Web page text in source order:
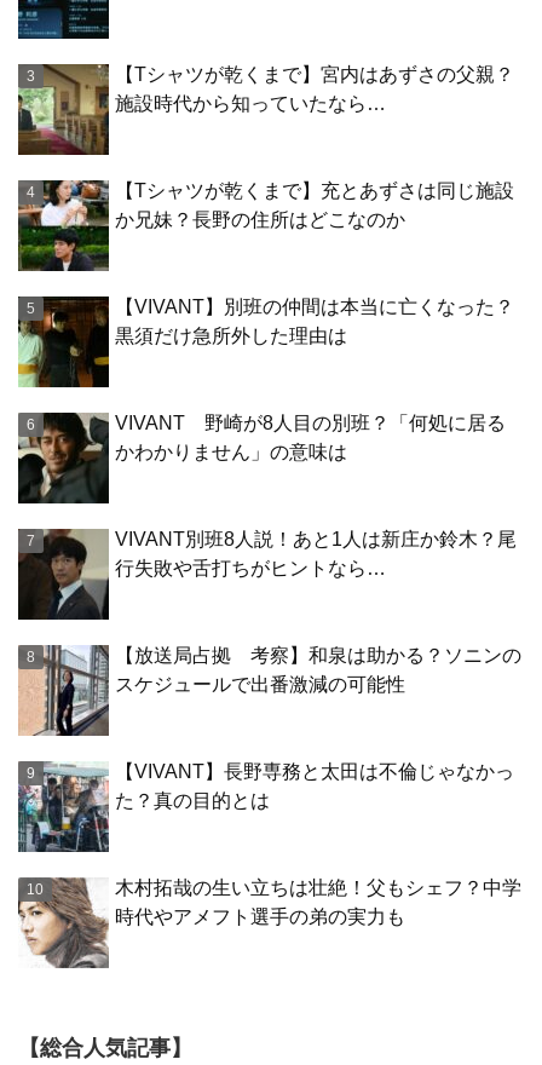
【Tシャツが乾くまで】宮内はあずさの父親？
施設時代から知っていたなら…
【Tシャツが乾くまで】充とあずさは同じ施設
か兄妹？長野の住所はどこなのか
【VIVANT】別班の仲間は本当に亡くなった？
黒須だけ急所外した理由は
VIVANT 野崎が8人目の別班？「何処に居る
かわかりません」の意味は
VIVANT別班8人説！あと1人は新庄か鈴木？尾
行失敗や舌打ちがヒントなら…
【放送局占拠 考察】和泉は助かる？ソニンの
スケジュールで出番激減の可能性
【VIVANT】長野専務と太田は不倫じゃなかっ
た？真の目的とは
木村拓哉の生い立ちは壮絶！父もシェフ？中学
時代やアメフト選手の弟の実力も
【総合人気記事】